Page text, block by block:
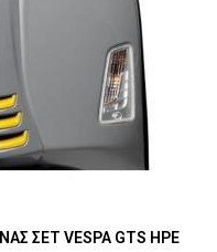
ΣΕΤ VESPA GTS HPE